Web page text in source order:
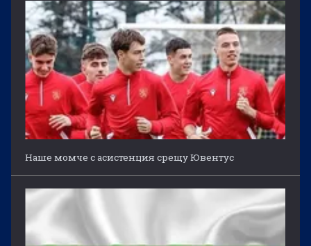
Наше момче с асистенция срещу Ювентус